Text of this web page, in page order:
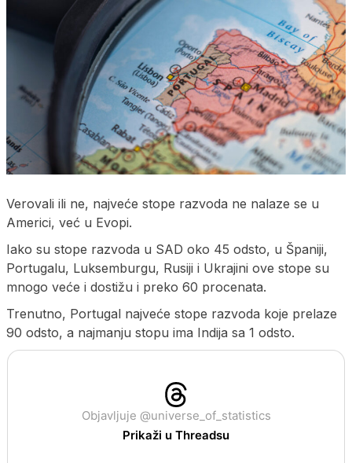
Verovali ili ne, najveće stope razvoda ne nalaze se u
Americi, već u Evopi.
Iako su stope razvoda u SAD oko 45 odsto, u Španiji,
Portugalu, Luksemburgu, Rusiji i Ukrajini ove stope su
mnogo veće i dostižu i preko 60 procenata.
Trenutno, Portugal najveće stope razvoda koje prelaze
90 odsto, a najmanju stopu ima Indija sa 1 odsto.
Objavljuje @universe_of_statistics
Prikaži u Threadsu